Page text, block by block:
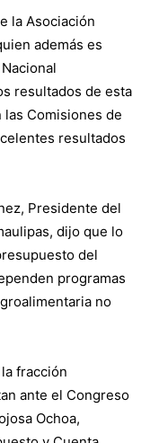
la Asociación
además es
resultados de esta
Comisiones de
resultados
Presidente del
dijo que lo
del
programas
no
fracción
ante el Congreso
Ochoa,